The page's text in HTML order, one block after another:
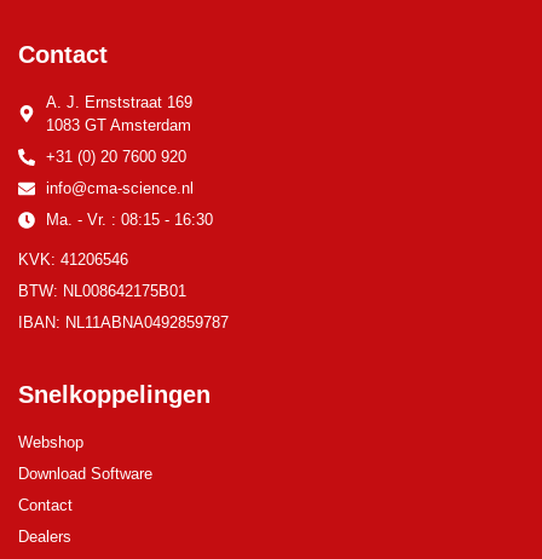
Contact
A. J. Ernststraat 169
1083 GT Amsterdam
+31 (0) 20 7600 920
info@cma-science.nl
Ma. - Vr. : 08:15 - 16:30
KVK: 41206546
BTW: NL008642175B01
IBAN: NL11ABNA0492859787
Snelkoppelingen
Webshop
Download Software
Contact
Dealers